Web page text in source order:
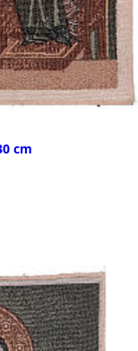
cm